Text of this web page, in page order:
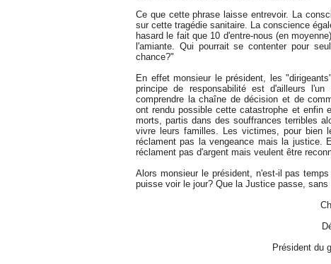
Ce que cette phrase laisse entrevoir. La
sur cette tragédie sanitaire. La conscience
hasard le fait que 10 d'entre-nous (en
l'amiante. Qui pourrait se contenter pour
chance?"
En effet monsieur le président, les
principe de responsabilité est d'ailleurs
comprendre la chaîne de décision et de
ont rendu possible cette catastrophe et enfin
morts, partis dans des souffrances terribles
vivre leurs familles. Les victimes, pour bien
réclament pas la vengeance mais la justice.
réclament pas d'argent mais veulent être
Alors monsieur le président, n'est-il pas
puisse voir le jour? Que la Justice passe,
Président du